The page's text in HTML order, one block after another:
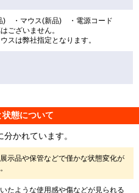
) ・マウス(新品) ・電源コード
ございません。
スは弊社指定となります。
態について
かれています。
示品や保管などで僅かな状態変化が
たような使用感や傷などが見られる